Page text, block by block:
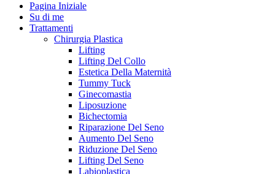
Pagina Iniziale
Su di me
Trattamenti
Chirurgia Plastica
Lifting
Lifting Del Collo
Estetica Della Maternità
Tummy Tuck
Ginecomastia
Liposuzione
Bichectomia
Riparazione Del Seno
Aumento Del Seno
Riduzione Del Seno
Lifting Del Seno
Labioplastica